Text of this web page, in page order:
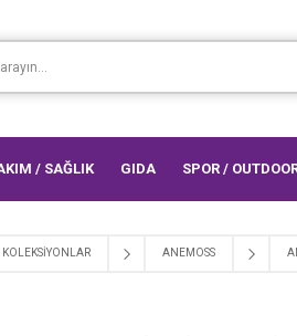
/ SAĞLIK GIDA SPOR /
KOLEKSİYONLAR ANEMOSS